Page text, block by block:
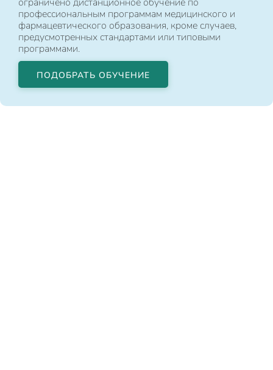
профессиональным программам медицинского и
фармацевтического образования, кроме случаев,
предусмотренных стандартами или типовыми
программами.
ПОДОБРАТЬ ОБУЧЕНИЕ